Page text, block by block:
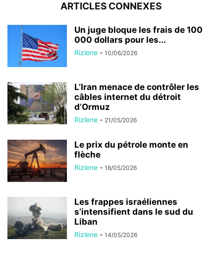
ARTICLES CONNEXES
Un juge bloque les frais de 100
000 dollars pour les...
Rizlene - 10/06/2026
L’Iran menace de contrôler les
câbles internet du détroit
d’Ormuz
Rizlene - 21/05/2026
Le prix du pétrole monte en
flèche
Rizlene - 18/05/2026
Les frappes israéliennes
s’intensifient dans le sud du
Liban
Rizlene - 14/05/2026